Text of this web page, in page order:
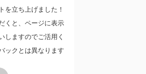
を立ち上げました！
くと、ページに表示
しますのでご活用く
ックとは異なります